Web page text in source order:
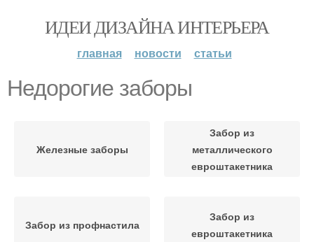
ИДЕИ ДИЗАЙНА ИНТЕРЬЕРА
главная новости статьи
Недорогие заборы
Железные заборы
Забор из
металлического
евроштакетника
Забор из профнастила
Забор из
евроштакетника